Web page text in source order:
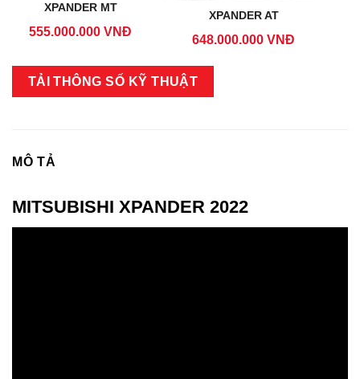
XPANDER MT
555.000.000 VNĐ
XPANDER AT
648.000.000 VNĐ
TẢI THÔNG SỐ KỸ THUẬT
MÔ TẢ
MITSUBISHI XPANDER 2022